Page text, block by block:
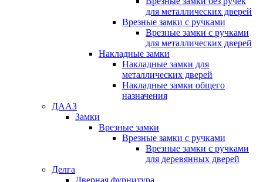
для металлических дверей
Врезные замки с ручками
Врезные замки с ручками
для металлических дверей
Накладные замки
Накладные замки для
металлических дверей
Накладные замки общего
назначения
ДААЗ
Замки
Врезные замки
Врезные замки с ручками
Врезные замки с ручками
для деревянных дверей
Делга